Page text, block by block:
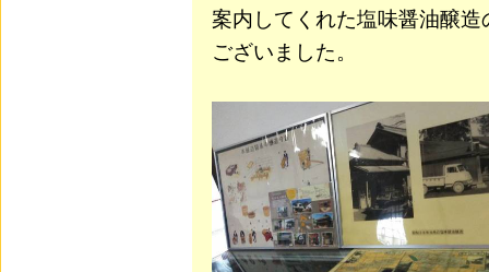
案内してくれた塩味醤油醸
ございました。